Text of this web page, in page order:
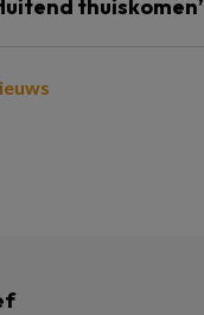
thuiskomen’